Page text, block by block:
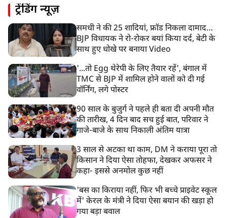
PM मोदी को आया अमेरिकी उपराष्ट्रपति जेडी वेंस का फोन,
8:23 AM
रांची: छात्रों और झारखंड सरकार के बीच आज होगी तीसरे दौर
की बातचीत
ट्रेंडिंग न्यूज़
समधी ने की 25 शादियां, फ्रॉड निकला दामाद…
BJP विधायक ने रो-रोकर बयां किया दर्द, बेटी के
साथ हुए धोखे पर बनाया Video
'...तो Egg थेरेपी के लिए तैयार रहें', बंगाल में
TMC से BJP में शामिल होने वालों को दी गई
वॉर्निंग, लगे पोस्टर
90 साल के बुजुर्ग ने पहले ही बता दी अपनी मौत
की तारीख, 4 दिन बाद सच हुई बात, परिवार ने
गाजे-बाजे के साथ निकाली अंतिम यात्रा
3 साल से अटका था काम, DM ने कराया पूरा तो
किसान ने दिया ऐसा तोहफा, देखकर अफसर ने
कहा- इससे अनमोल कुछ नहीं
'बस का किराया नहीं, फिर भी बच्चे प्राइवेट स्कूल
में' केरल के मंत्री ने दिया ऐसा बयान की खड़ा हो
गया बड़ा बवाल